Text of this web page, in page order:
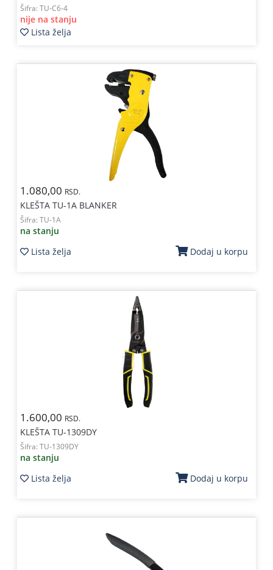
Šifra: TU-C6-4
nije na stanju
Lista želja
1.080,00 RSD.
KLEŠTA TU-1A BLANKER
Šifra: TU-1A
na stanju
Lista želja
Dodaj u korpu
1.600,00 RSD.
KLEŠTA TU-1309DY
Šifra: TU-1309DY
na stanju
Lista želja
Dodaj u korpu